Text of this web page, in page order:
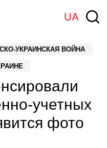
UA
УКРАИНСКАЯ ВОЙНА
учетных
фото